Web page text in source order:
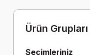
Ürün Grupları
Seçimleriniz